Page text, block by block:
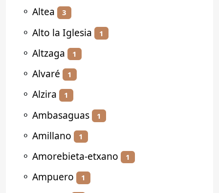
⚬ Altea 3
⚬ Alto la Iglesia 1
⚬ Altzaga 1
⚬ Alvaré 1
⚬ Alzira 1
⚬ Ambasaguas 1
⚬ Amillano 1
⚬ Amorebieta-etxano 1
⚬ Ampuero 1